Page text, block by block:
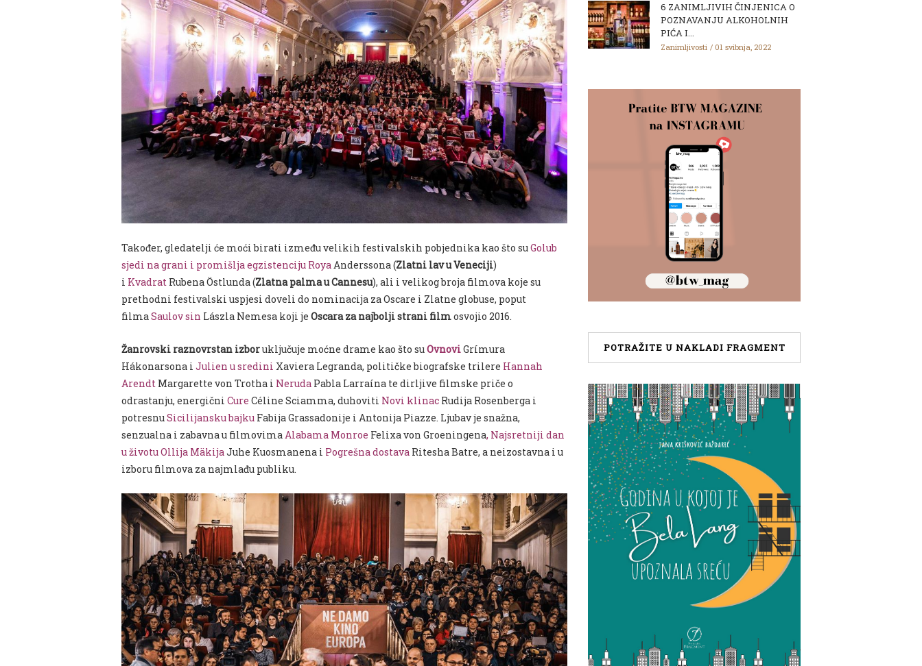
Također, gledatelji će moći birati između velikih festivalskih pobjednika kao što suGolub
sjedi na grani i promišlja egzistenciju RoyaAnderssona (Zlatni lav u Veneciji)
i Kvadrat Rubena Östlunda (Zlatna palma u Cannesu), ali i velikog broja filmova koje su
prethodni festivalski uspjesi doveli do nominacija za Oscare i Zlatne globuse, poput
filmaSaulov sin Lászla Nemesa koji je Oscara za najbolji strani filmosvojio 2016.
Žanrovski raznovrstan izboruključuje moćne drame kao što suOvnoviGrímura
Hákonarsona i Julien u sredini Xaviera Legranda, političke biografske trilere Hannah
Arendt Margarette von Trotha i Neruda Pabla Larraína te dirljive filmske priče o
odrastanju, energični Cure Céline Sciamma, duhoviti Novi klinac Rudija Rosenberga i
potresnuSicilijansku bajku Fabija Grassadonije i Antonija Piazze. Ljubav je snažna,
senzualna i zabavna u filmovimaAlabama Monroe Felixa von Groeningena, Najsretniji dan
u životu Ollija MäkijaJuhe Kuosmanena i Pogrešna dostava Ritesha Batre, a neizostavna i u
izboru filmova za najmlađu publiku.
6 ZANIMLJIVIH ČINJENICA O
POZNAVANJU ALKOHOLNIH
PIĆA I...
Zanimljivosti 01 svibnja, 2022
POTRAŽITE U NAKLADI FRAGMENT